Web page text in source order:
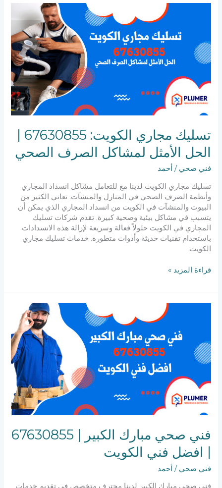
تسليك مجاري الكويت: 67630855 |
الحل الأمثل لمشاكل الصرف الصحي
فني صحي / أحمد
تسليك مجاري الكويت لدينا مع للتعامل مشاكل انسداد المجاري
وأنظمة الصرف الصحي في المنازل والمنشآت. تعاني الكثير من
البيوت والمنشآت في الكويت من انسداد المجاري الذي يمكن أن
يتسبب في مشاكل بيئية وصحية كبيرة. تقدم شركات تسليك
المجاري في الكويت حلولاً فعالة وسريعة لإزالة هذه الانسدادات
باستخدام تقنيات حديثة وأدوات متطورة. خدمات تسليك مجاري
الكويت
67630855
|
الحل
لمشاكل
الصرف
الصحي
قراءة المزيد »
فني صحي مبارك الكبير | 67630855
| افضل فني الكويت
فني صحي / أحمد
فني صحي مبارك الكبير لدينا محترف متخصص في تقديم خدمات
|
67630855
افضل
فني
الكويت